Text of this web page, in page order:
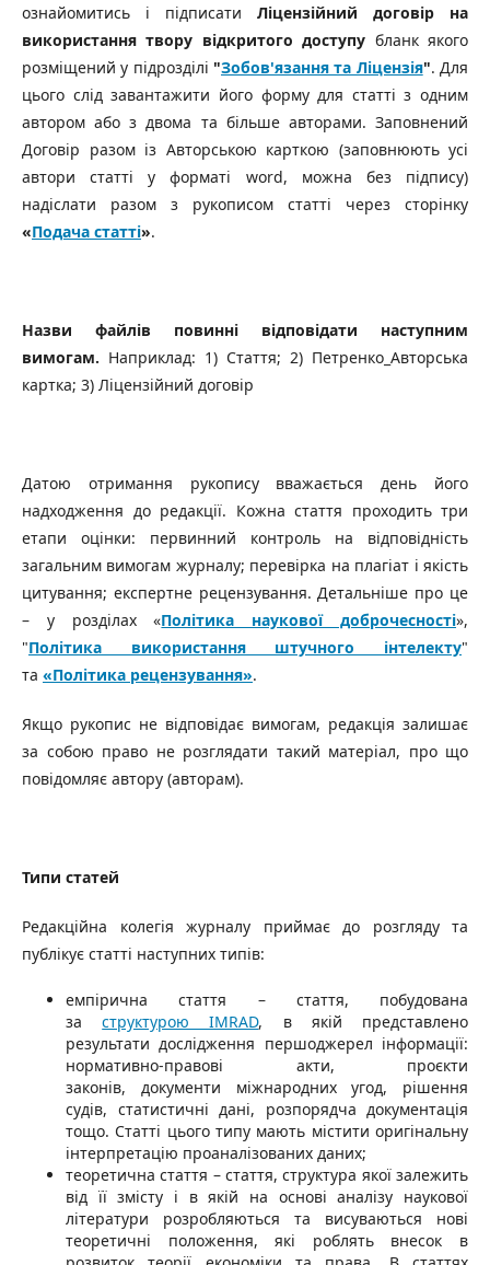
ознайомитись і підписати Ліцензійний договір на
використання твору відкритого доступу бланк якого
розміщений у підрозділі "Зобов'язання та Ліцензія". Для
цього слід завантажити його форму для статті з одним
автором або з двома та більше авторами. Заповнений
Договір разом із Авторською карткою (заповнюють усі
автори статті у форматі word, можна без підпису)
надіслати разом з рукописом статті через сторінку
«Подача статті».
Назви файлів повинні відповідати наступним
вимогам. Наприклад: 1) Стаття; 2) Петренко_Авторська
картка; 3) Ліцензійний договір
Датою отримання рукопису вважається день його
надходження до редакції. Кожна стаття проходить три
етапи оцінки: первинний контроль на відповідність
загальним вимогам журналу; перевірка на плагіат і якість
цитування; експертне рецензування. Детальніше про це
– у розділах «Політика наукової доброчесності»,
"Політика використання штучного інтелекту"
та «Політика рецензування».
Якщо рукопис не відповідає вимогам, редакція залишає
за собою право не розглядати такий матеріал, про що
повідомляє автору (авторам).
Типи статей
Редакційна колегія журналу приймає до розгляду та
публікує статті наступних типів:
емпірична стаття – стаття, побудована
заструктурою IMRAD, в якій представлено
результати дослідження першоджерел інформації:
нормативно-правові акти, проєкти
законів, документи міжнародних угод, рішення
судів, статистичні дані, розпорядча документація
тощо. Статті цього типу мають містити оригінальну
інтерпретацію проаналізованих даних;
теоретична стаття – стаття, структура якої залежить
від її змісту і в якій на основі аналізу наукової
літератури розробляються та висуваються нові
теоретичні положення, які роблять внесок в